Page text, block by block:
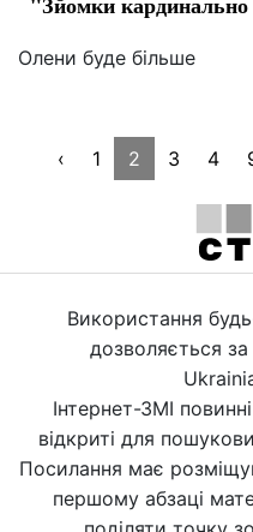
Олени буде більше
‹ 1 2 3 4
Використання
дозволяється
Інтернет-ЗМІ
відкриті для
Посилання має
першому абзаці